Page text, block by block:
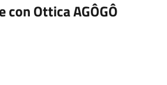
con Ottica AGÔGÔ